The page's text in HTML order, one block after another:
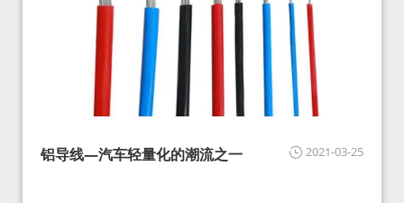
2021-03-25
铝导线—汽车轻量化的潮流之一